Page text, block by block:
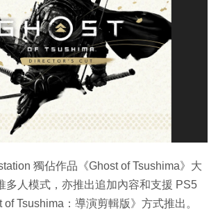
Transformation
獨佔作品《Ghost of Tsushima》大
多人模式，亦推出追加內容和支援 PS5
Tsushima：導演剪輯版》方式推出。